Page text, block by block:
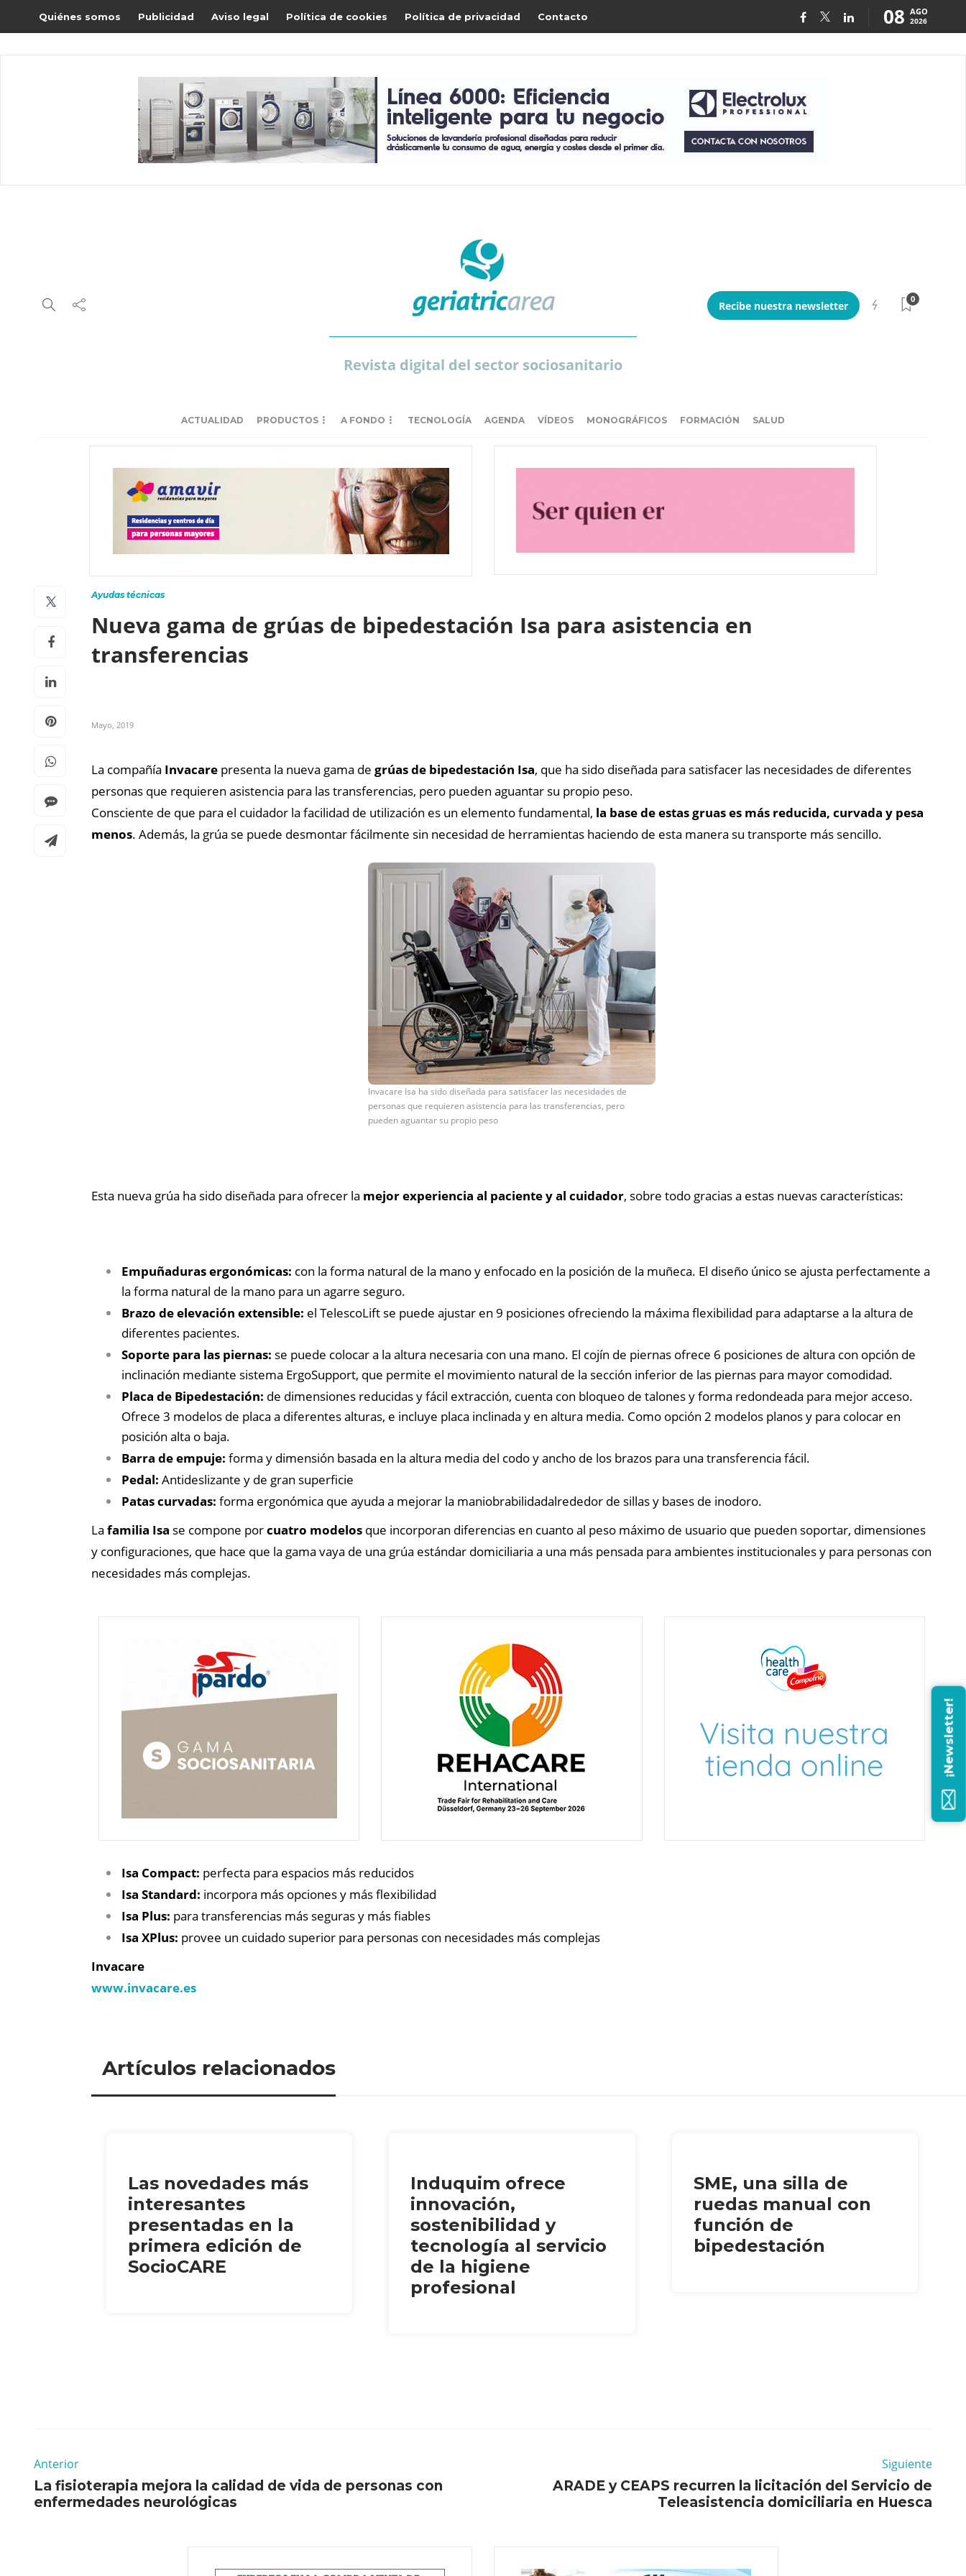
Quiénes somos Publicidad Aviso legal Política de cookies Política de privacidad Contacto 08 AGO
2026
Revista digital del sector sociosanitario
Recibe nuestra newsletter
0
ACTUALIDAD PRODUCTOS A FONDO TECNOLOGÍA AGENDA VÍDEOS MONOGRÁFICOS FORMACIÓN SALUD
Ayudas técnicas
Nueva gama de grúas de bipedestación Isa para asistencia en
transferencias
Mayo, 2019
La compañía Invacare presenta la nueva gama de grúas de bipedestación Isa, que ha sido diseñada para satisfacer las necesidades de diferentes
personas que requieren asistencia para las transferencias, pero pueden aguantar su propio peso.
Consciente de que para el cuidador la facilidad de utilización es un elemento fundamental, la base de estas gruas es más reducida, curvada y pesa
menos. Además, la grúa se puede desmontar fácilmente sin necesidad de herramientas haciendo de esta manera su transporte más sencillo.
Invacare Isa ha sido diseñada para satisfacer las necesidades de
personas que requieren asistencia para las transferencias, pero
pueden aguantar su propio peso
Esta nueva grúa ha sido diseñada para ofrecer la mejor experiencia al paciente y al cuidador, sobre todo gracias a estas nuevas características:
Empuñaduras ergonómicas: con la forma natural de la mano y enfocado en la posición de la muñeca. El diseño único se ajusta perfectamente a
la forma natural de la mano para un agarre seguro.
Brazo de elevación extensible: el TelescoLift se puede ajustar en 9 posiciones ofreciendo la máxima flexibilidad para adaptarse a la altura de
diferentes pacientes.
Soporte para las piernas: se puede colocar a la altura necesaria con una mano. El cojín de piernas ofrece 6 posiciones de altura con opción de
inclinación mediante sistema ErgoSupport, que permite el movimiento natural de la sección inferior de las piernas para mayor comodidad.
Placa de Bipedestación: de dimensiones reducidas y fácil extracción, cuenta con bloqueo de talones y forma redondeada para mejor acceso.
Ofrece 3 modelos de placa a diferentes alturas, e incluye placa inclinada y en altura media. Como opción 2 modelos planos y para colocar en
posición alta o baja.
Barra de empuje: forma y dimensión basada en la altura media del codo y ancho de los brazos para una transferencia fácil.
Pedal: Antideslizante y de gran superficie
Patas curvadas: forma ergonómica que ayuda a mejorar la maniobrabilidadalrededor de sillas y bases de inodoro.
La familia Isa se compone porcuatro modelos que incorporan diferencias en cuanto al peso máximo de usuario que pueden soportar, dimensiones
y configuraciones, que hace que la gama vaya de una grúa estándar domiciliaria a una más pensada para ambientes institucionales y para personas con
necesidades más complejas.
Isa Compact: perfecta para espacios más reducidos
Isa Standard: incorpora más opciones y más flexibilidad
Isa Plus: para transferencias más seguras y más fiables
Isa XPlus: provee un cuidado superior para personas con necesidades más complejas
Invacare
www.invacare.es
Artículos relacionados
Las novedades más
interesantes
presentadas en la
primera edición de
SocioCARE
Induquim ofrece
innovación,
sostenibilidad y
tecnología al servicio
de la higiene
profesional
SME, una silla de
ruedas manual con
función de
bipedestación
Anterior
La fisioterapia mejora la calidad de vida de personas con
enfermedades neurológicas
Siguiente
ARADE y CEAPS recurren la licitación del Servicio de
Teleasistencia domiciliaria en Huesca
¡Newsletter!